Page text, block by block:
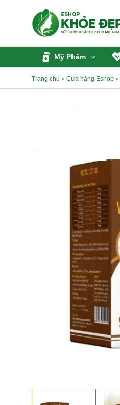
Mỹ Phẩm
Trang chủ » Cửa hàng Eshop »